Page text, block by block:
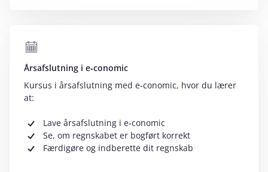
Årsafslutning i e‑conomic
Kursus i årsafslutning med e‑conomic, hvor du lærer
at:
Lave årsafslutning i e‑conomic
Se, om regnskabet er bogført korrekt
Færdigøre og indberette dit regnskab